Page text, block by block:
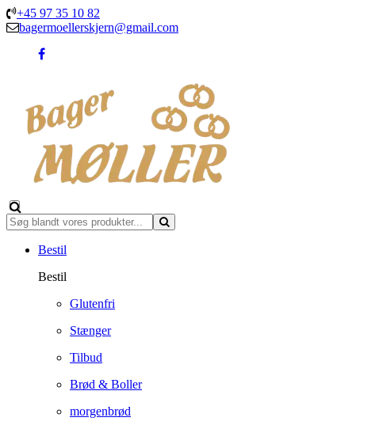
+45 97 35 10 82
bagermoellerskjern@gmail.com
Bestil
Bestil
Glutenfri
Stænger
Tilbud
Brød & Boller
morgenbrød